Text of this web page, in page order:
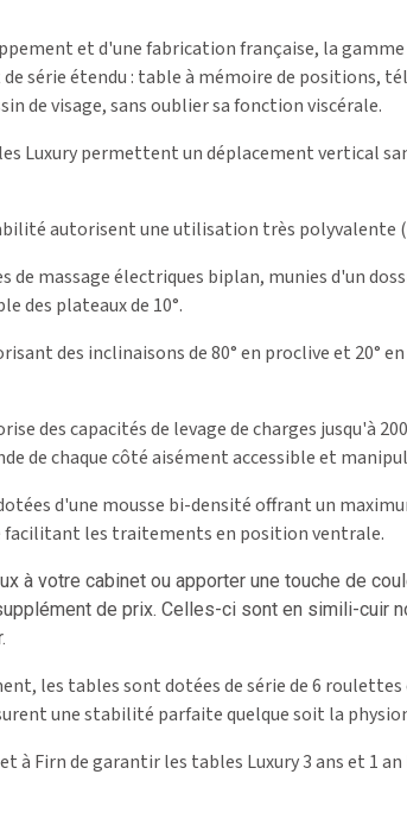
et d'une fabrication française, la
série étendu : table à mémoire de positions,
de visage, sans oublier sa fonction viscérale.
Luxury permettent un déplacement vertical
autorisent une utilisation très polyvalente
de massage électriques biplan, munies d'un
des plateaux de 10°.
des inclinaisons de 80° en proclive et 20°
des capacités de levage de charges jusqu'à
de chaque côté aisément accessible et
d'une mousse bi-densité offrant un
facilitant les traitements en position ventrale.
à votre cabinet ou apporter une touche de
de prix. Celles-ci sont en simili-cuir
les tables sont dotées de série de 6
une stabilité parfaite quelque soit la
à Firn degarantirles tables Luxury 3 ans et 1